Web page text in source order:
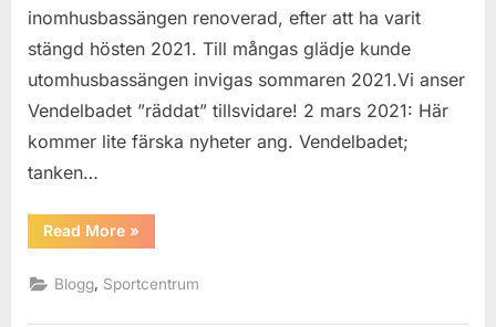
medskick
inomhusbassängen renoverad, efter att ha varit
stängd hösten 2021. Till mångas glädje kunde
utomhusbassängen invigas sommaren 2021.Vi anser
Vendelbadet ”räddat” tillsvidare! 2 mars 2021: Här
kommer lite färska nyheter ang. Vendelbadet;
tanken…
Read More“Vendelbadet,
tidslinje
frågor
och
»
Blogg, Sportcentrum